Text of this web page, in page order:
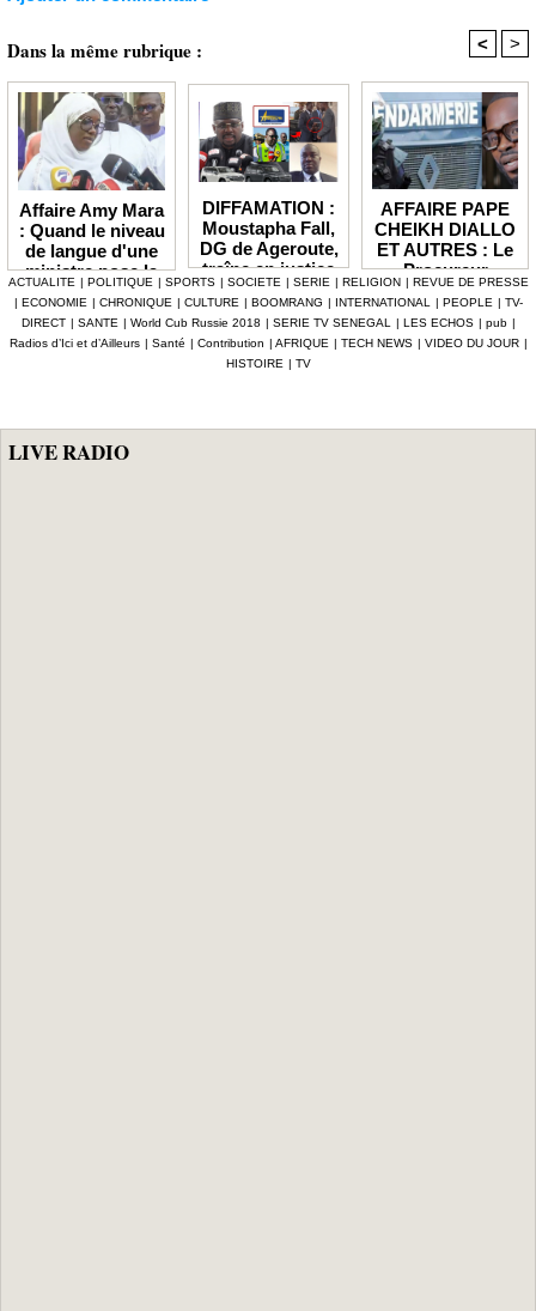
Dans la même rubrique : < >
Affaire Amy Mara
: Quand le niveau
de langue d'une
ministre pose la
question de la
compétence et de
la crédibilité de
l'État
DIFFAMATION :
Moustapha Fall,
DG de Ageroute,
traîne en justice
l’ex DRH Cheikh
Amet Tidiane
Thiam
AFFAIRE PAPE
CHEIKH DIALLO
ET AUTRES : Le
Procureur
interjette appel et
maintient en
prison ceux qui
ont été placés
ACTUALITE POLITIQUE SPORTS SOCIETE SERIE RELIGION
REVUE DE PRESSE
ECONOMIE CHRONIQUE CULTURE BOOMRANG INTERNATIONAL PEOPLE
TV-
DIRECT
SANTE World Cub Russie 2018 SERIE TV SENEGAL LES ECHOS pub
Radios d’Ici et d’Ailleurs
Santé Contribution AFRIQUE TECH NEWS VIDEO DU JOUR
HISTOIRE
TV
LIVE RADIO